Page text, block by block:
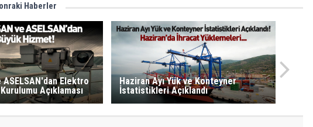
Haberler
ASELSAN'dan Elektro
Açıklaması
Haziran Ayı Yük ve Konteyner
İstatistikleri Açıklandı